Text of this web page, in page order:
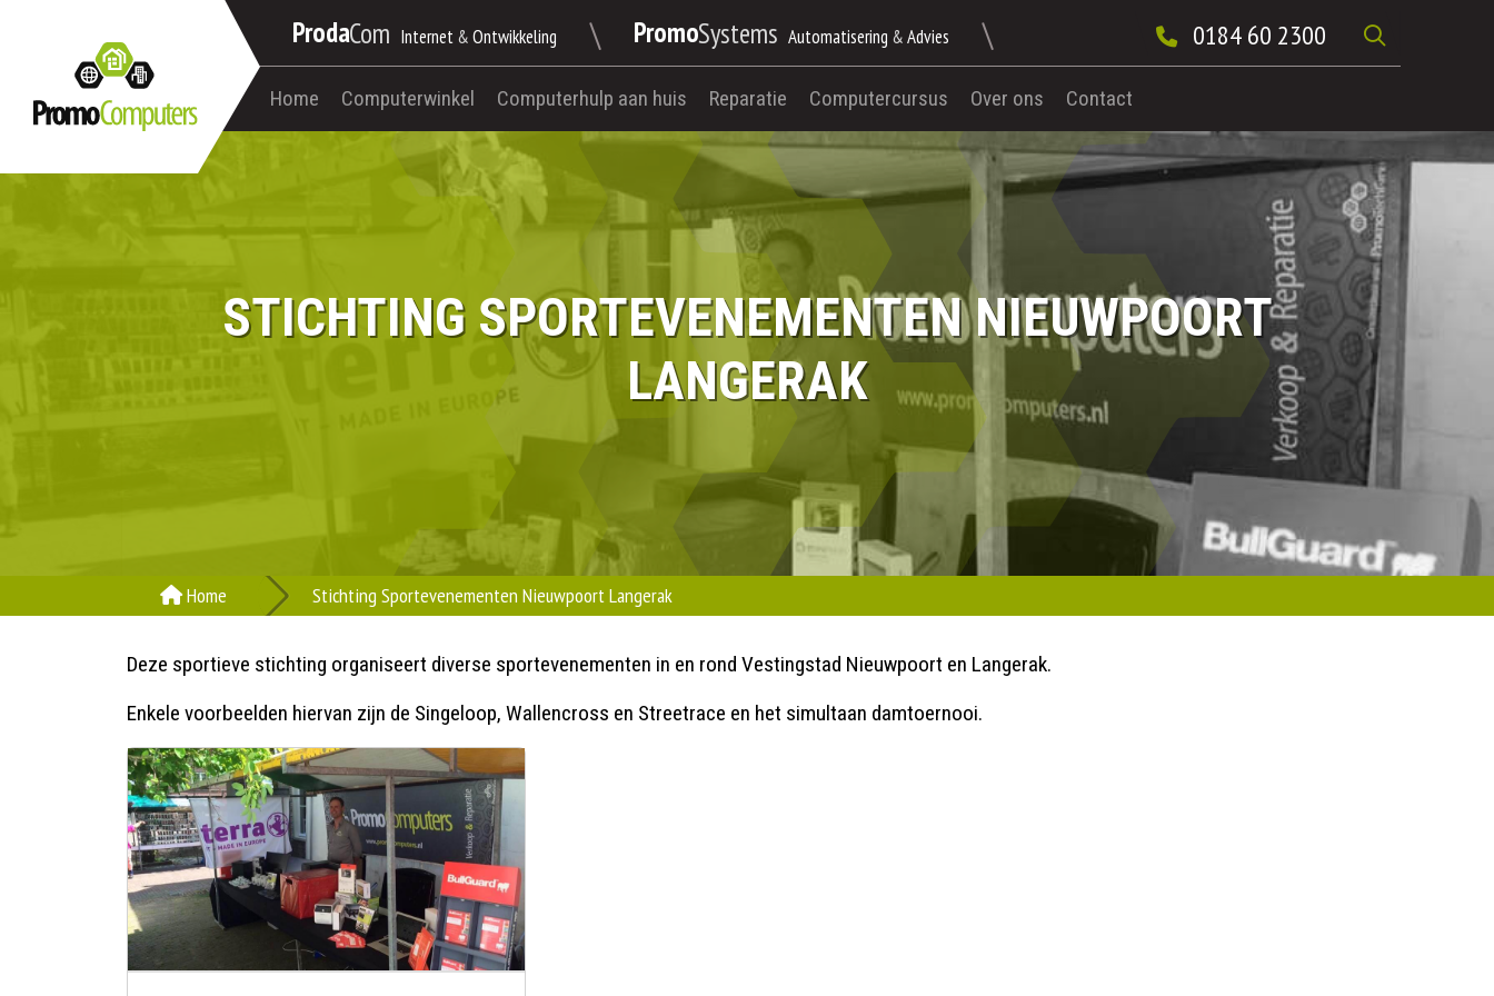
ProdaCom Internet&Ontwikkeling \ PromoSystems Automatisering &Advies \ 0184 60 2300
Home Computerwinkel Computerhulp aan huis Reparatie Computercursus Over ons Contact
STICHTING SPORTEVENEMENTEN NIEUWPOORT
LANGERAK
Home Stichting Sportevenementen Nieuwpoort Langerak
Deze sportieve stichting organiseert diverse sportevenementen in en rond Vestingstad Nieuwpoort en Langerak.
Enkele voorbeelden hiervan zijn de Singeloop, Wallencross en Streetrace en het simultaan damtoernooi.